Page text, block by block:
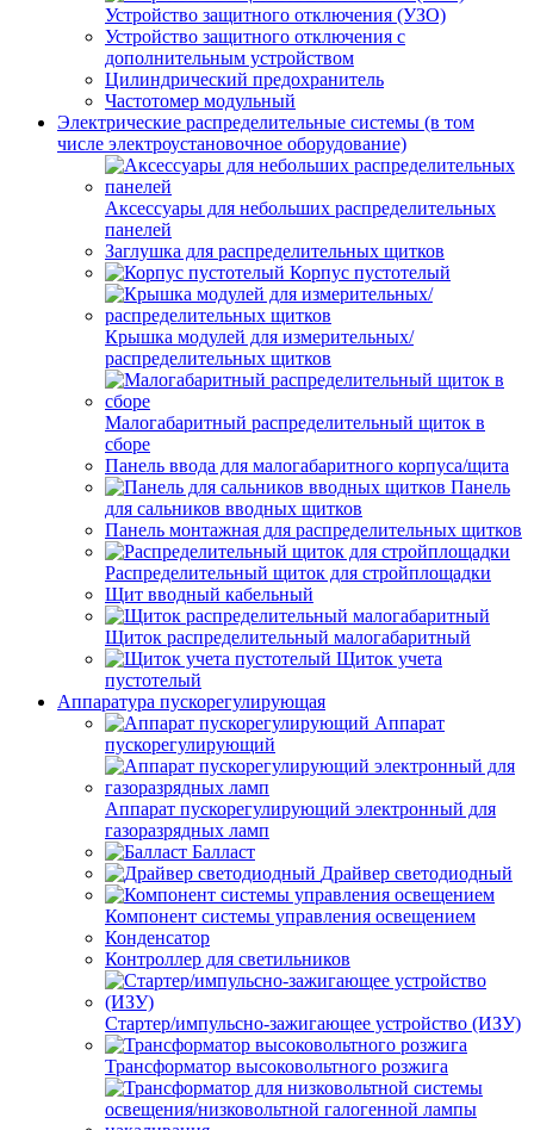
Устройство защитного отключения (УЗО)
Устройство защитного отключения с
дополнительным устройством
Цилиндрический предохранитель
Частотомер модульный
Электрические распределительные системы (в том
числе электроустановочное оборудование)
Аксессуары для небольших распределительных
панелей
Заглушка для распределительных щитков
Корпус пустотелый
Крышка модулей для измерительных/
распределительных щитков
Малогабаритный распределительный щиток в
сборе
Панель ввода для малогабаритного корпуса/щита
Панель
для сальников вводных щитков
Панель монтажная для распределительных щитков
Распределительный щиток для стройплощадки
Щит вводный кабельный
Щиток распределительный малогабаритный
Щиток учета
пустотелый
Аппаратура пускорегулирующая
Аппарат
пускорегулирующий
Аппарат пускорегулирующий электронный для
газоразрядных ламп
Балласт
Драйвер светодиодный
Компонент системы управления освещением
Конденсатор
Контроллер для светильников
Стартер/импульсно-зажигающее устройство (ИЗУ)
Трансформатор высоковольтного розжига